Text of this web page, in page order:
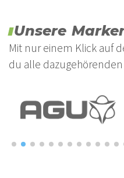
Unsere
Mit nur einem Klick auf
du alle